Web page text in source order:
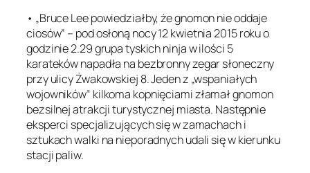
• „Bruce Lee powiedziałby, że gnomon nie oddaje
ciosów” – pod osłoną nocy 12 kwietnia 2015 roku o
godzinie 2.29 grupa tyskich ninja w ilości 5
karateków napadła na bezbronny zegar słoneczny
przy ulicy Żwakowskiej 8. Jeden z „wspaniałych
wojowników” kilkoma kopnięciami złamał gnomon
bezsilnej atrakcji turystycznej miasta. Następnie
eksperci specjalizujących się w zamachach i
sztukach walki na nieporadnych udali się w kierunku
stacji paliw.